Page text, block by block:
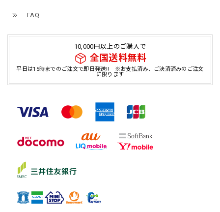
FAQ
10,000円以上のご購入で
全国送料無料
平日は15時までのご注文で即日発送!! ※お支払済み、ご決済済みのご注文
に限ります